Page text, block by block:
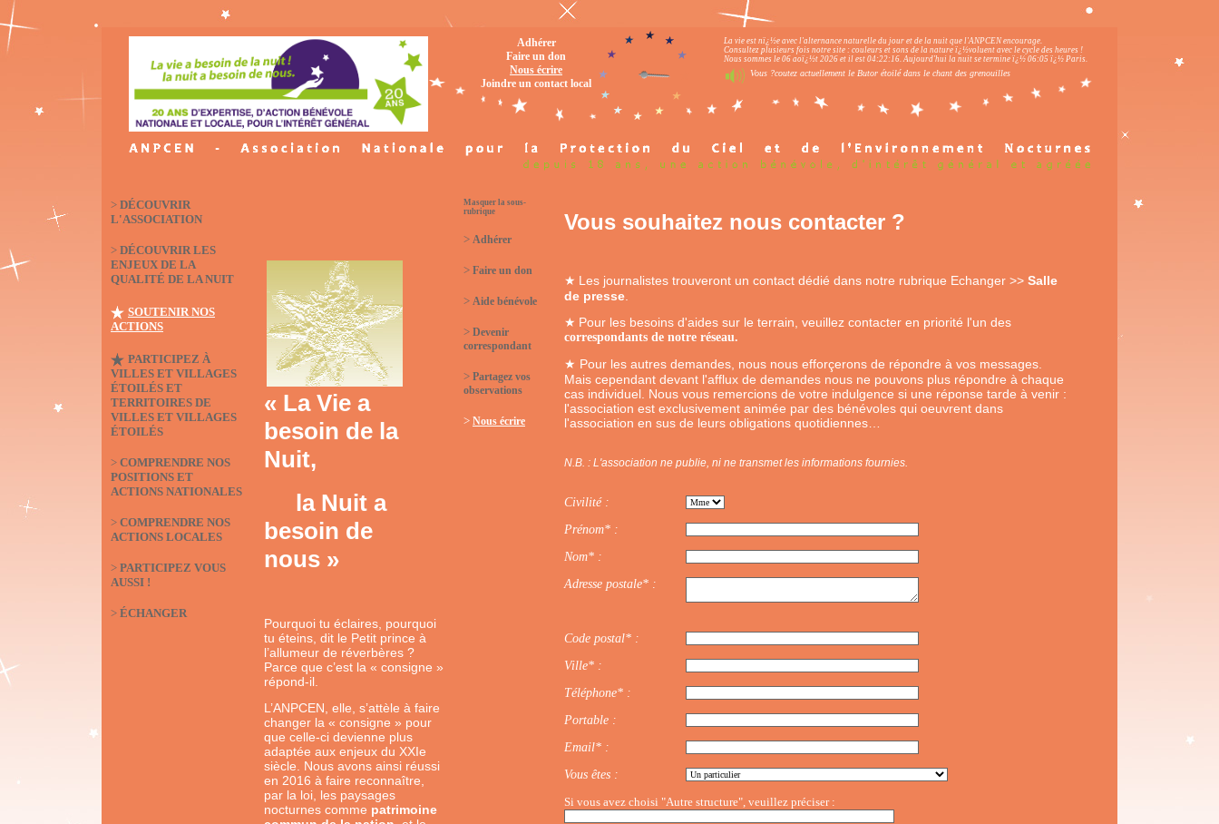
Adhérer
Faire un don
Nous écrire
Joindre un contact local
La vie est nï¿½e avec l'alternance naturelle du jour et de la nuit que l'ANPCEN encourage.
Consultez plusieurs fois notre site : couleurs et sons de la nature ï¿½voluent avec le cycle des heures !
Nous sommes le 06 aoï¿½t 2026 et il est 04:22:17.Aujourd'hui la nuit se termine ï¿½ 06:05 ï¿½ Paris.
Vous ?coutez actuellement le Butor étoilé dans le chant des grenouilles
> DÉCOUVRIR
L'ASSOCIATION
> DÉCOUVRIR LES
ENJEUX DE LA
QUALITÉ DE LA NUIT
SOUTENIR NOS
ACTIONS
PARTICIPEZ À
VILLES ET VILLAGES
ÉTOILÉS ET
TERRITOIRES DE
VILLES ET VILLAGES
ÉTOILÉS
> COMPRENDRE NOS
POSITIONS ET
ACTIONS NATIONALES
> COMPRENDRE NOS
ACTIONS LOCALES
> PARTICIPEZ VOUS
AUSSI !
> ÉCHANGER
« La Vie a
besoin de la
Nuit,
la Nuit a
besoin de
nous »
Pourquoi tu éclaires, pourquoi
tu éteins, dit le Petit prince à
l’allumeur de réverbères ?
Parce que c’est la « consigne »
répond-il.
L’ANPCEN, elle, s’attèle à faire
changer la « consigne » pour
que celle-ci devienne plus
adaptée aux enjeux du XXIe
siècle. Nous avons ainsi réussi
en 2016 à faire reconnaître,
par la loi, les paysages
nocturnes comme patrimoine
Masquer la sous-
rubrique
> Adhérer
> Faire un don
> Aide bénévole
> Devenir
correspondant
> Partagez vos
observations
> Nous écrire
Vous souhaitez nous contacter ?
★ Les journalistes trouveront un contact dédié dans notre rubrique Echanger >> Salle
de presse
★ Pour les besoins d'aides sur le terrain, veuillez contacter en priorité l'un des
correspondants de notre réseau.
★ Pour les autres demandes, nous nous efforçerons de répondre à vos messages.
Mais cependant devant l'afflux de demandes nous ne pouvons plus répondre à chaque
cas individuel. Nous vous remercions de votre indulgence si une réponse tarde à venir :
l'association est exclusivement animée par des bénévoles qui oeuvrent dans
l'association en sus de leurs obligations quotidiennes…
N.B. : L'association ne publie, ni ne transmet les informations fournies.
Civilité :
Prénom* :
Nom* :
Adresse postale* :
Code postal* :
Ville* :
Téléphone* :
Portable :
Email* :
Vous êtes :
Si vous avez choisi "Autre structure", veuillez préciser :